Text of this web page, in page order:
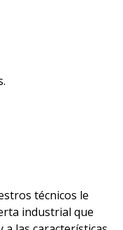
técnicos le
industrial que